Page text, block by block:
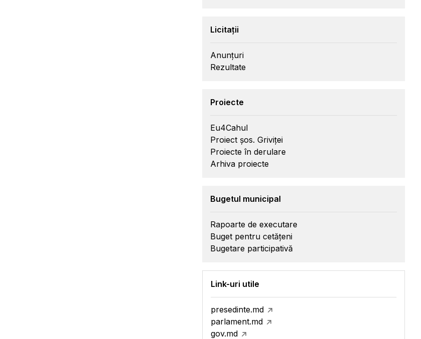
Licitații
Anunțuri
Rezultate
Proiecte
Eu4Cahul
Proiect șos. Griviței
Proiecte în derulare
Arhiva proiecte
Bugetul municipal
Rapoarte de executare
Buget pentru cetățeni
Bugetare participativă
Link-uri utile
presedinte.md
parlament.md
gov.md